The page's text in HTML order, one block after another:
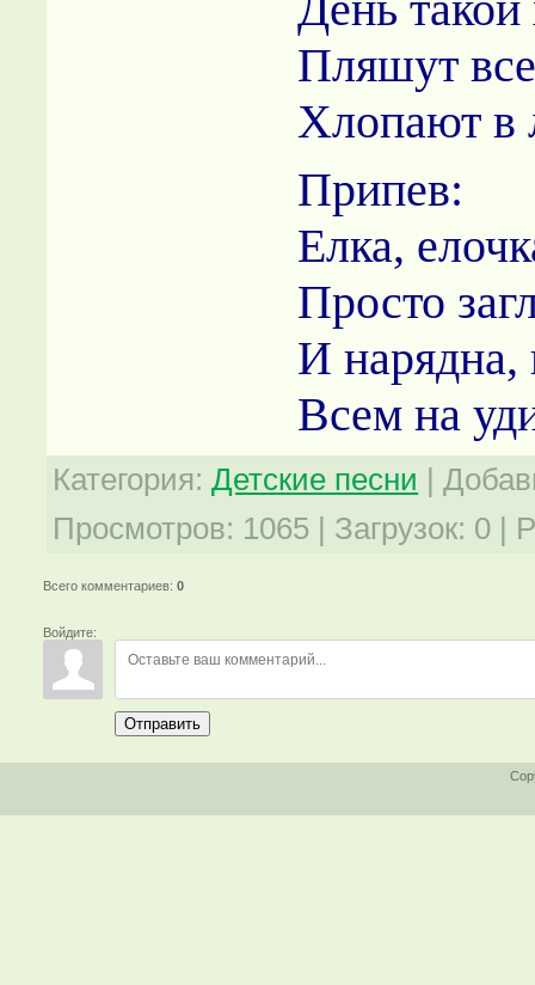
Пляшут
Хлопают в
Припев:
Елка,
Просто
И нарядна,
Всем на
Категория: Детские песни |
Просмотров: 1065 | Загрузок: 0 |
Всего комментариев:0
Войдите:
Отправить